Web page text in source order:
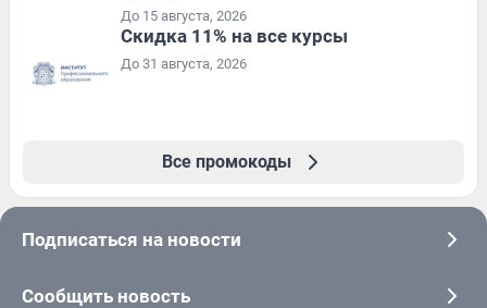
До 15 августа, 2026
Скидка 11% на все курсы
До 31 августа, 2026
Все промокоды
Подписаться на новости
Сообщить новость